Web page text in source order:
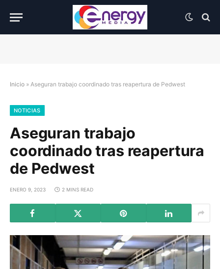
Inicio » Aseguran trabajo coordinado tras reapertura de Pedwest
NOTICIAS
Aseguran trabajo
coordinado tras reapertura
de Pedwest
ENERO 9, 2023 2 MINS READ